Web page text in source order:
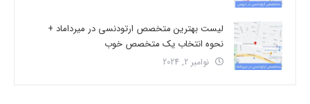
لیست بهترین متخصص ارتودنسی در میرداماد +
نحوه انتخاب یک متخصص خوب
نوامبر 2, 2024